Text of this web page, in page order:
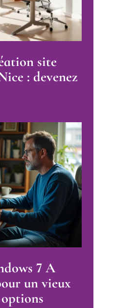
site
: devenez
7 A
un vieux